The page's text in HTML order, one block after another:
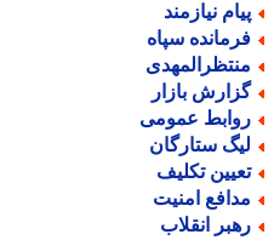
نیازمند
سپاه
بازار
عمومی
ستارگان
تکلیف
امنیت
انقلاب